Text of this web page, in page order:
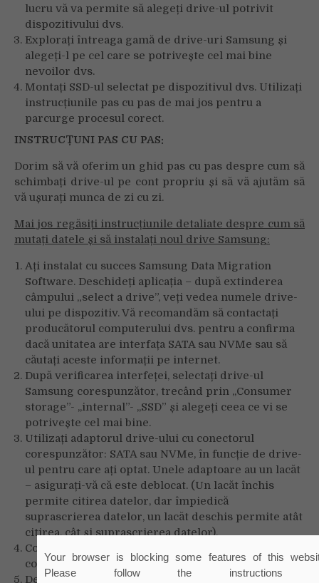
lucru vă va permite să alegeți drive-ul potrivit
dispozitivului dvs.
Explorați întreaga gamă de drive-uri Samsung și
alegeți-l pe cel care se potrivește cel mai bine
nevoilor dvs.
Montați SSD-ul selectat pe dispozitivul dvs. Utilizați
instrucțiunile pas cu pas de mai jos pentru a
parcurge procesul corect.
INSTRUCȚUNI PAS CU PAS:
Dorim să vă oferim un ghid pas cu pas despre cum să
schimbați drive-ul pe cont propriu și să vă ajutăm să
vă ușurați munca de zi cu zi.
Mai jos regăsiți instrucțiunile detaliate despre cum să
mutați datele și să instalați noul drive Samsung:
Ați instalat cu succes Samsung Data Migration
Software. Deschideți aplicația – după extinderea
câmpului „select a drive”, veți vedea numele drive-
ului pe dispozitiv. Vă recomandăm să contactați
producătorul computerului dvs. pentru a confirma
dacă unitatea are interfața SATA sau NVMe sau să
căutați aceste informații pe internet.
După verificarea interfeței, selectați drive-ul
Samsung corespunzător, trecând prin ,,Consumer
storage”- ,,internal”- ,,SSD” și alegeți ceea ce vi se
potrivește cel mai bine.
Utilizați adaptorul drive-ului cu conectorul
corespunzător: SATA sau NVMe, în funcție de drive-
ul pentru care ați optat. Unele adaptoare au un lacăt
– asigurați-vă că este deblocat. (Un lacăt închis
permite citirea datelor, dar împiedică
suprascrierea datelor, un lacăt deschis permite atât
citirea, cât și suprascrierea datelor).
Conectați SSD-ul Samsung la adaptor și apoi
conectați cablul la portul USB al dispozitivului.
Deschideți aplicația „Data Migration Software” –